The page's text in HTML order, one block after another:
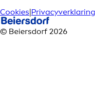
Cookies|Privacyverklaring
© Beiersdorf 2026